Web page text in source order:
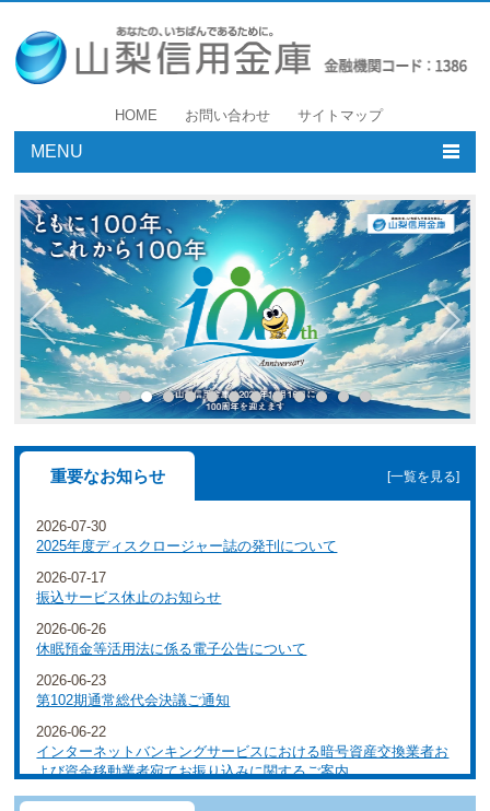
HOME お問い合わせ サイトマップ
MENU
個人のお客様
事業者のお客様
店舗・ATM
やましんについて
採用情報
重要なお知らせ [一覧を見る]
2026-07-30
2025年度ディスクロージャー誌の発刊について
2026-07-17
振込サービス休止のお知らせ
2026-06-26
休眠預金等活用法に係る電子公告について
2026-06-23
第102期通常総代会決議ご通知
2026-06-22
インターネットバンキングサービスにおける暗号資産交換業者お
よび資金移動業者宛てお振り込みに関するご案内